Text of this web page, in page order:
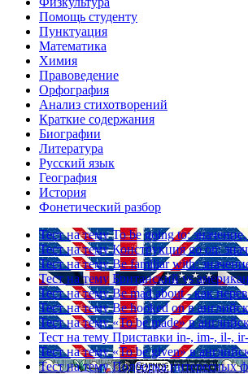
Помощь студенту
Пунктуация
Математика
Химия
Правоведение
Орфография
Анализ стихотворений
Краткие содержания
Биографии
Литература
Русский язык
География
История
Фонетический разбор
Тест на тему To be going to:
Тест на тему Конструкция go on:
Тест на тему Be familiar with:
Тест на тему Британский vs
Тест на тему Be mad about - как
Тест на тему Be hooked on в
Тест на тему «To be made» в
Тест на тему Приставки in-, im-, il-,
Тест на тему «To be given» в
Тест на тему Подборка интересных